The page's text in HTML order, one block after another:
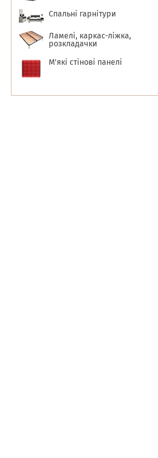
Спальні гарнітури
Ламелі, каркас-ліжка,
розкладачки
М'які стінові панелі